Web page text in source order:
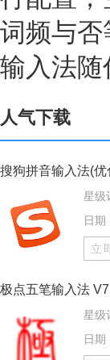
词频与
输入法随
人气下载
搜狗拼音输入法(
星级
日期
立
极点五笔输入法
星级
日期